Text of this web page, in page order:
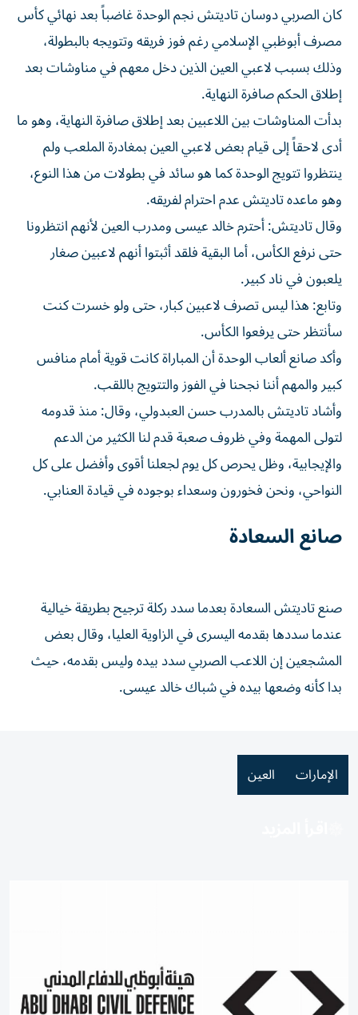
كان الصربي دوسان تاديتش نجم الوحدة غاضباً بعد نهائي كأس
مصرف أبوظبي الإسلامي رغم فوز فريقه وتتويجه بالبطولة،
وذلك بسبب لاعبي العين الذين دخل معهم في مناوشات بعد
إطلاق الحكم صافرة النهاية.
بدأت المناوشات بين اللاعبين بعد إطلاق صافرة النهاية، وهو ما
أدى لاحقاً إلى قيام بعض لاعبي العين بمغادرة الملعب ولم
ينتظروا تتويج الوحدة كما هو سائد في بطولات من هذا النوع،
وهو ماعده تاديتش عدم احترام لفريقه.
وقال تاديتش: أحترم خالد عيسى ومدرب العين لأنهم انتظرونا
حتى نرفع الكأس، أما البقية فلقد أثبتوا أنهم لاعبين صغار
يلعبون في ناد كبير.
وتابع: هذا ليس تصرف لاعبين كبار، حتى ولو خسرت كنت
سأنتظر حتى يرفعوا الكأس.
وأكد صانع ألعاب الوحدة أن المباراة كانت قوية أمام منافس
كبير والمهم أننا نجحنا في الفوز والتتويج باللقب.
وأشاد تاديتش بالمدرب حسن العبدولي، وقال: منذ قدومه
لتولى المهمة وفي ظروف صعبة قدم لنا الكثير من الدعم
والإيجابية، وظل يحرص كل يوم لجعلنا أقوى وأفضل على كل
النواحي، ونحن فخورون وسعداء بوجوده في قيادة العنابي.
صانع السعادة
صنع تاديتش السعادة بعدما سدد ركلة ترجيح بطريقة خيالية
عندما سددها بقدمه اليسرى في الزاوية العليا، وقال بعض
المشجعين إن اللاعب الصربي سدد بيده وليس بقدمه، حيث
بدا كأنه وضعها بيده في شباك خالد عيسى.
الإمارات العين